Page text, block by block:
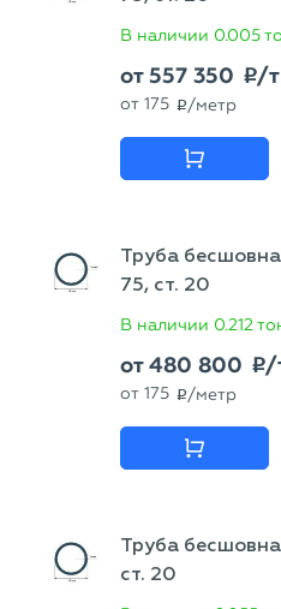
В наличии 0.005
от557 350 p/т
от 175 p /метр
Труба
75, ст. 20
В наличии 0.212
от480 800 p/
от 175 p /метр
Труба
ст. 20